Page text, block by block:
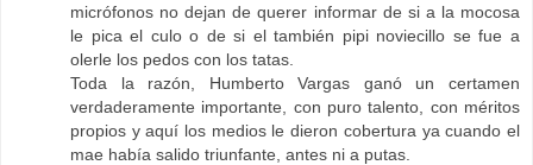
micrófonos no dejan de querer informar de si a la mocosa
le pica el culo o de si el también pipi noviecillo se fue a
olerle los pedos con los tatas.
Toda la razón, Humberto Vargas ganó un certamen
verdaderamente importante, con puro talento, con méritos
propios y aquí los medios le dieron cobertura ya cuando el
mae había salido triunfante, antes ni a putas.